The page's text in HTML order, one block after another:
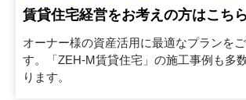
賃貸住宅経営をお考えの方はこちら
オーナー様の資産活用に最適なプランを
す。
「ZEH-M賃貸住宅」の施工事例も多
ります。